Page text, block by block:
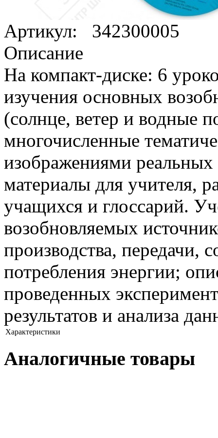
Артикул:
342300005
Описание
На компакт-диске: 6
изучения основных
(солнце, ветер и водные
многочисленные
изображениями реальных
материалы для учителя,
учащихся и глоссарий.
возобновляемых
производства, передачи,
потребления энергии;
проведенных
результатов и анализа
Характеристики
Аналогичные товары